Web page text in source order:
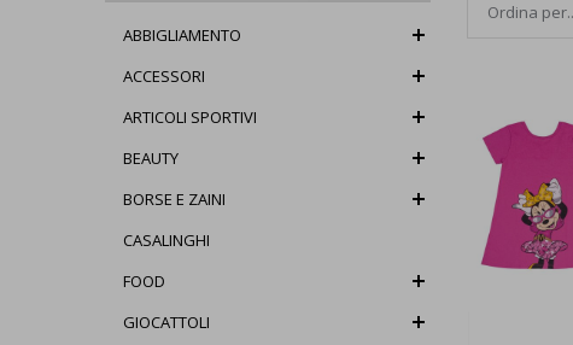
ABBIGLIAMENTO
ACCESSORI
ARTICOLI SPORTIVI
BEAUTY
BORSE E ZAINI
CASALINGHI
FOOD
GIOCATTOLI